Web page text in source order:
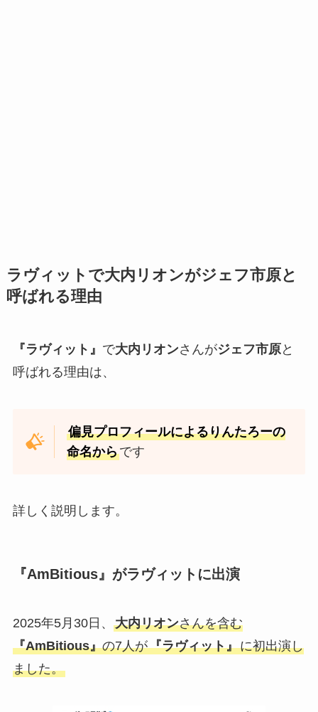
ラヴィットで大内リオンがジェフ市原と
呼ばれる理由
『ラヴィット』 で大内リオンさんがジェフ市原と
呼ばれる理由は、
偏見プロフィールによるりんたろーの
命名からです
詳しく説明します。
『AmBitious』がラヴィットに出演
2025年5月30日、 大内リオンさんを含む
『AmBitious』の7人が『ラヴィット』に初出演し
ました。